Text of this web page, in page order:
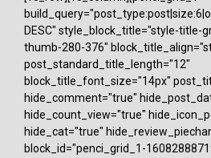
DESC" style_block_title="style-title-
thumb-280-376"
post_standard_title_length="12"
block_title_font_size="14px"
hide_comment="true"
hide_count_view="true"
hide_cat="true"
block_id="penci_grid_1-